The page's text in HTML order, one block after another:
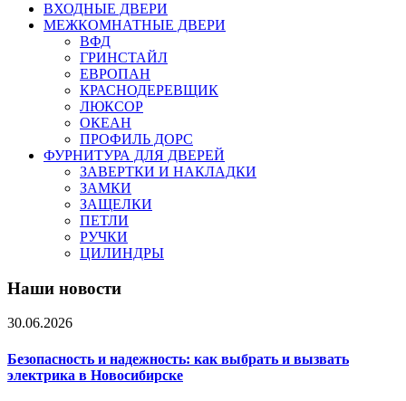
ВХОДНЫЕ ДВЕРИ
МЕЖКОМНАТНЫЕ ДВЕРИ
ВФД
ГРИНСТАЙЛ
ЕВРОПАН
КРАСНОДЕРЕВЩИК
ЛЮКСОР
ОКЕАН
ПРОФИЛЬ ДОРС
ФУРНИТУРА ДЛЯ ДВЕРЕЙ
ЗАВЕРТКИ И НАКЛАДКИ
ЗАМКИ
ЗАЩЕЛКИ
ПЕТЛИ
РУЧКИ
ЦИЛИНДРЫ
Наши новости
30.06.2026
Безопасность и надежность: как выбрать и вызвать
электрика в Новосибирске